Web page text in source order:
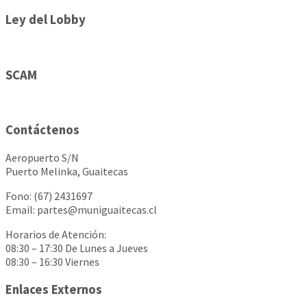
Ley del Lobby
SCAM
Contáctenos
Aeropuerto S/N
Puerto Melinka, Guaitecas
Fono: (67) 2431697
Email: partes@muniguaitecas.cl
Horarios de Atención:
08:30 – 17:30 De Lunes a Jueves
08:30 – 16:30 Viernes
Enlaces Externos